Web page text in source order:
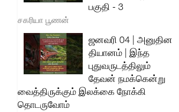
பகுதி - 3
சகரியா பூணன்
ஜனவரி 04 | அனுதின
தியானம் | இந்த
புதுவருடத்திலும்
தேவன் நமக்கென்று
வைத்திருக்கும் இலக்கை நோக்கி
தொடருவோம்